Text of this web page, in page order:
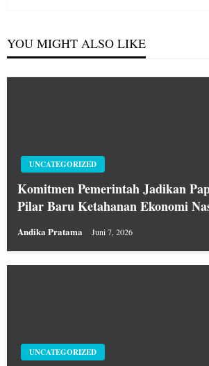
YOU MIGHT ALSO LIKE
UNCATEGORIZED
Komitmen Pemerintah Jadikan
Pilar Baru Ketahanan Ekonomi
Andika Pratama Juni 7, 2026
UNCATEGORIZED